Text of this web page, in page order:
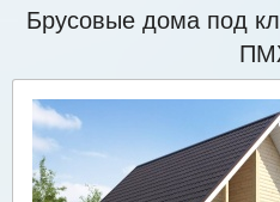
Брусовые дома под